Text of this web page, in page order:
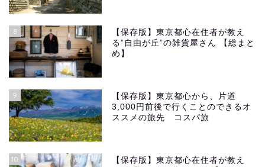
8
【保存版】東京都心在住者が教え
る”自由が丘”の雑貨屋さん 【総まと
め】
9
【保存版】東京都心から、片道
3,000円前後で行くことのできるオ
ススメの旅先 コスパ旅
10
【保存版】東京都心在住者が教え